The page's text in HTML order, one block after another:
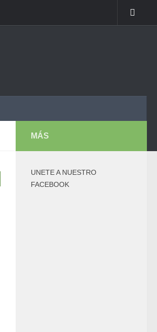
MÁS
UNETE A NUESTRO
FACEBOOK